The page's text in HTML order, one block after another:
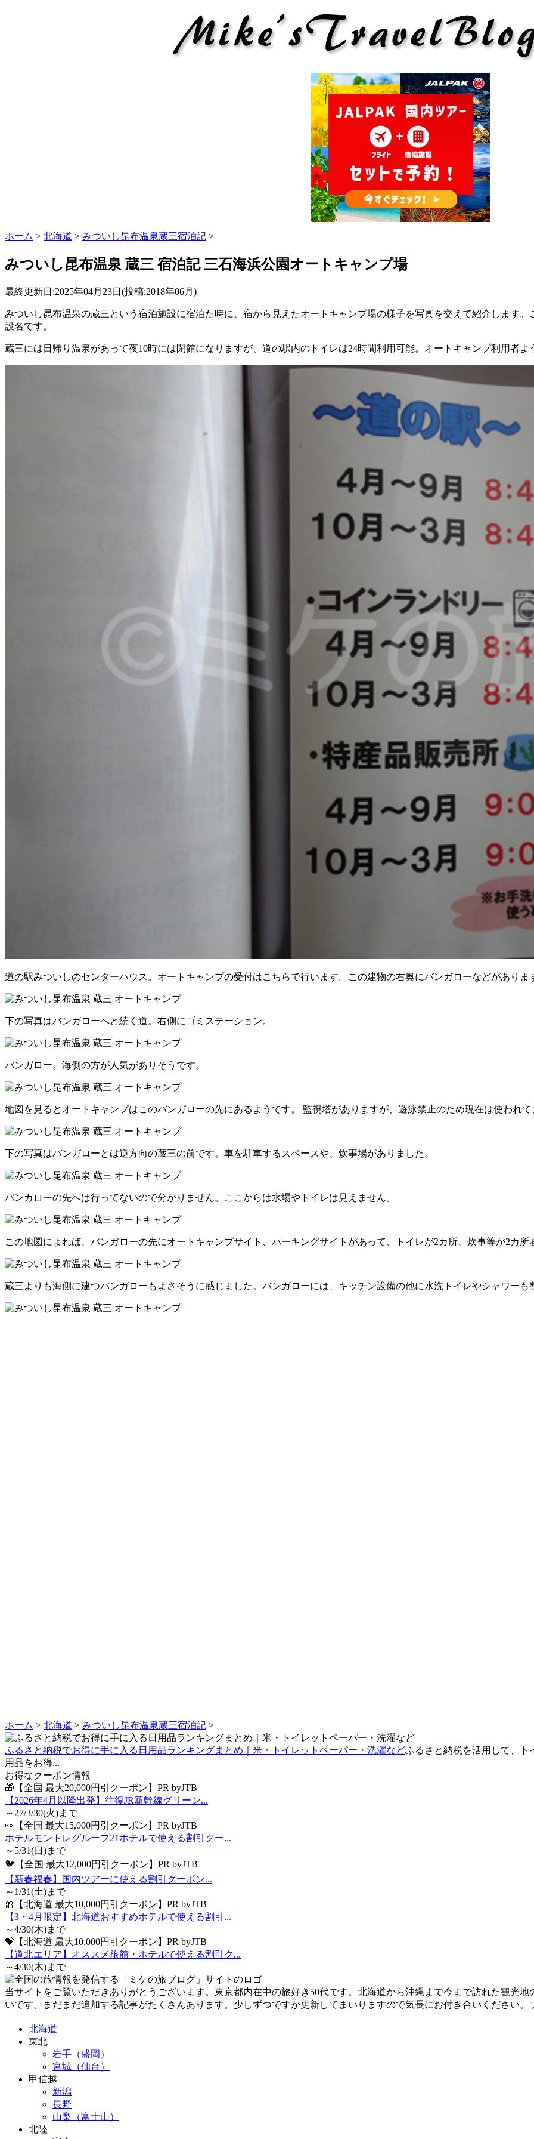
ホーム > 北海道 > みついし昆布温泉蔵三宿泊記 >
みついし昆布温泉 蔵三 宿泊記 三石海浜公園オートキャンプ場
最終更新日:2025年04月23日(投稿:2018年06月)
みついし昆布温泉の蔵三という宿泊施設に宿泊た時に、宿から見えたオートキャンプ場の様子を写真を交えて紹介します
設名です。
蔵三には日帰り温泉があって夜10時には閉館になりますが、道の駅内のトイレは24時間利用可能。オートキャンプ利用者
道の駅みついしのセンターハウス。オートキャンプの受付はこちらで行います。この建物の右奥にバンガローなどがありま
下の写真はバンガローへと続く道。右側にゴミステーション。
バンガロー。海側の方が人気がありそうです。
地図を見るとオートキャンプはこのバンガローの先にあるようです。 監視塔がありますが、遊泳禁止のため現在は使われ
下の写真はバンガローとは逆方向の蔵三の前です。車を駐車するスペースや、炊事場がありました。
バンガローの先へは行ってないので分かりません。ここからは水場やトイレは見えません。
この地図によれば、バンガローの先にオートキャンプサイト、パーキングサイトがあって、トイレが2カ所、炊事等が2カ所
蔵三よりも海側に建つバンガローもよさそうに感じました。バンガローには、キッチン設備の他に水洗トイレやシャワーも
ホーム > 北海道 > みついし昆布温泉蔵三宿泊記 >
ふるさと納税でお得に手に入る日用品ランキングまとめ｜米・トイレットペーパー・洗濯などふるさと納税を活用して、ト
用品をお得...
お得なクーポン情報
🎁【全国 最大20,000円引クーポン】PR byJTB
【2026年4月以降出発】往復JR新幹線グリーン...
～27/3/30(火)まで
🍬【全国 最大15,000円引クーポン】PR byJTB
ホテルモントレグループ21ホテルで使える割引クー...
～5/31(日)まで
🐦【全国 最大12,000円引クーポン】PR byJTB
【新春福春】国内ツアーに使える割引クーポン...
～1/31(土)まで
🎀【北海道 最大10,000円引クーポン】PR byJTB
【3・4月限定】北海道おすすめホテルで使える割引...
～4/30(木)まで
💝【北海道 最大10,000円引クーポン】PR byJTB
【道北エリア】オススメ旅館・ホテルで使える割引ク...
～4/30(木)まで
当サイトをご覧いただきありがとうございます。東京都内在中の旅好き50代です。北海道から沖縄まで今まで訪れた観光
いです。まだまだ追加する記事がたくさんあります。少しずつですが更新してまいりますので気長にお付き合いください。
北海道
東北
岩手（盛岡）
宮城（仙台）
甲信越
新潟
長野
山梨（富士山）
北陸